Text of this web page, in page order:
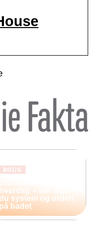
BOLIG
hverdag – slik lager
du system og orden
på badet